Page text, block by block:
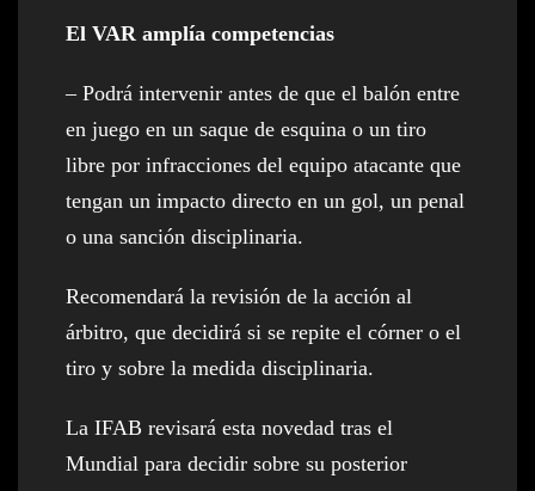
El VAR amplía competencias
– Podrá intervenir antes de que el balón entre
en juego en un saque de esquina o un tiro
libre por infracciones del equipo atacante que
tengan un impacto directo en un gol, un penal
o una sanción disciplinaria.
Recomendará la revisión de la acción al
árbitro, que decidirá si se repite el córner o el
tiro y sobre la medida disciplinaria.
La IFAB revisará esta novedad tras el
Mundial para decidir sobre su posterior